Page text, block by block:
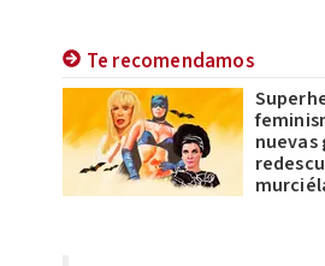
Te recomendamos
nuevas